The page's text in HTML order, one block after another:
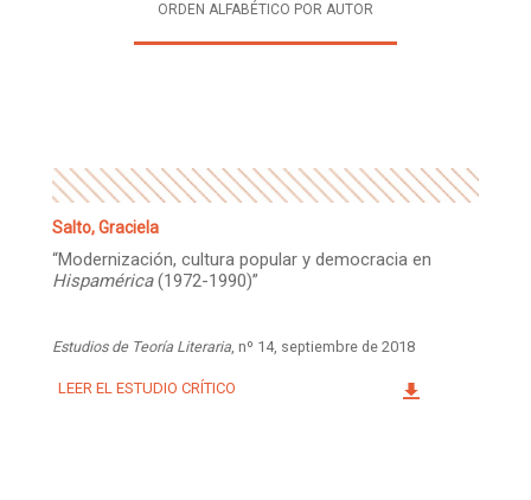
ORDEN ALFABÉTICO POR AUTOR
Salto, Graciela
“Modernización, cultura popular y democracia en
Hispamérica(1972-1990)”
Estudios de Teoría Literaria, nº 14, septiembre de 2018
LEER EL ESTUDIO CRÍTICO